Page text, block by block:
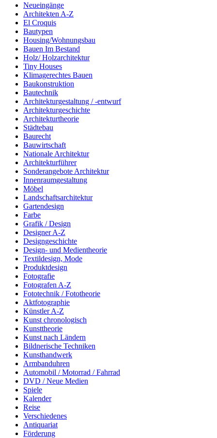
Neueingänge
Architekten A-Z
El Croquis
Bautypen
Housing/Wohnungsbau
Bauen Im Bestand
Holz/ Holzarchitektur
Tiny Houses
Klimagerechtes Bauen
Baukonstruktion
Bautechnik
Architekturgestaltung / -entwurf
Architekturgeschichte
Architekturtheorie
Städtebau
Baurecht
Bauwirtschaft
Nationale Architektur
Architekturführer
Sonderangebote Architektur
Innenraumgestaltung
Möbel
Landschaftsarchitektur
Gartendesign
Farbe
Grafik / Design
Designer A-Z
Designgeschichte
Design- und Medientheorie
Textildesign, Mode
Produktdesign
Fotografie
Fotografen A-Z
Fototechnik / Fototheorie
Aktfotographie
Künstler A-Z
Kunst chronologisch
Kunsttheorie
Kunst nach Ländern
Bildnerische Techniken
Kunsthandwerk
Armbanduhren
Automobil / Motorrad / Fahrrad
DVD / Neue Medien
Spiele
Kalender
Reise
Verschiedenes
Antiquariat
Förderung